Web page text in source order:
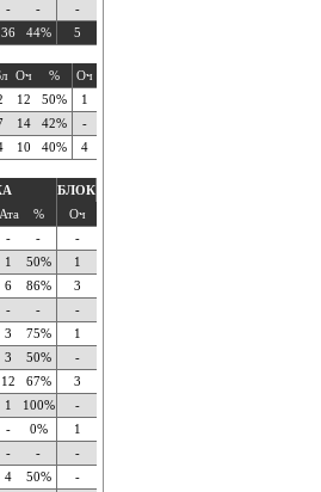
- - -
36 44% 5
Оч % Оч
12 50% 1
14 42% -
10 40% 4
БЛОК
Ата % Оч
- - -
1 50% 1
6 86% 3
- - -
3 75% 1
3 50% -
12 67% 3
1 100% -
- 0% 1
- - -
4 50% -